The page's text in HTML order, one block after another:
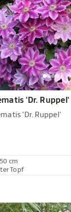
'Dr. Ruppel'
'Dr. Ruppel'
cm
Topf